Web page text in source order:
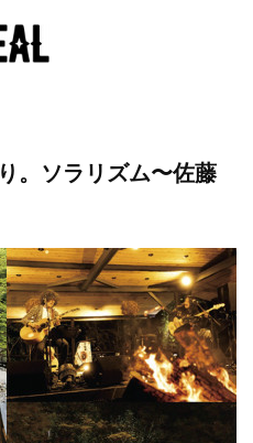
。ソラリズム〜佐藤